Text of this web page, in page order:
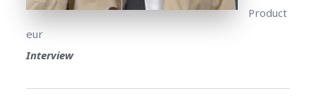
Product
eur
Interview